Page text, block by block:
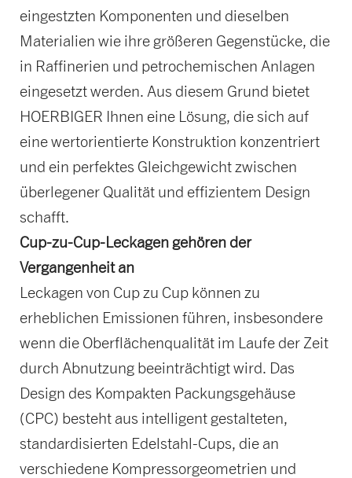
eingestzten Komponenten und dieselben
Materialien wie ihre größeren Gegenstücke, die
in Raffinerien und petrochemischen Anlagen
eingesetzt werden. Aus diesem Grund bietet
HOERBIGER Ihnen eine Lösung, die sich auf
eine wertorientierte Konstruktion konzentriert
und ein perfektes Gleichgewicht zwischen
überlegener Qualität und effizientem Design
schafft.
Cup-zu-Cup-Leckagen gehören der
Vergangenheit an
Leckagen von Cup zu Cup können zu
erheblichen Emissionen führen, insbesondere
wenn die Oberflächenqualität im Laufe der Zeit
durch Abnutzung beeinträchtigt wird. Das
Design des Kompakten Packungsgehäuse
(CPC) besteht aus intelligent gestalteten,
standardisierten Edelstahl-Cups, die an
verschiedene Kompressorgeometrien und